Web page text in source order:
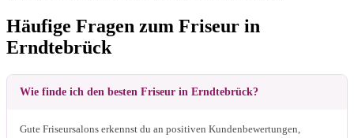
Häufige Fragen zum Friseur in
Erndtebrück
Wie finde ich den besten Friseur in Erndtebrück?
Gute Friseursalons erkennst du an positiven Kundenbewertungen,